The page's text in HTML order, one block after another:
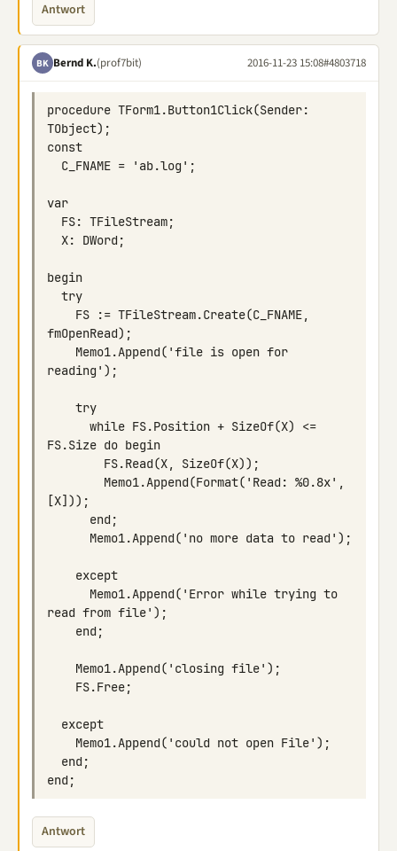
Antwort
BK Bernd K.(prof7bit) 2016-11-23 15:08#4803718
procedure TForm1.Button1Click(Sender:
Antwort